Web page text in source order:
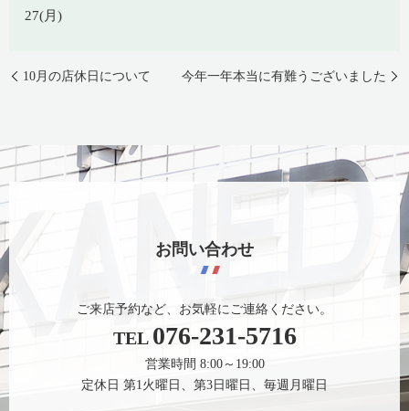
27(月)
10月の店休日について 今年一年本当に有難うございました
お問い合わせ
ご来店予約など、お気軽にご連絡ください。
TEL 076-231-5716
営業時間 8:00～19:00
定休日 第1火曜日、第3日曜日、毎週月曜日